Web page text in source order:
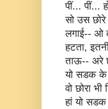
पीं... पीं...
सो उस
लगाई-- ओ
हटता,
ताऊ-- अरे
यो सडक के
वो छोरा
हां यो सडक